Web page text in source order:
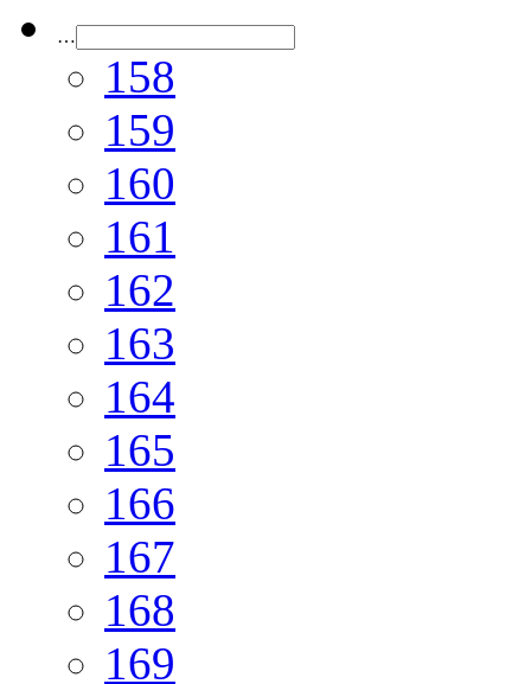
…
158
159
160
161
162
163
164
165
166
167
168
169